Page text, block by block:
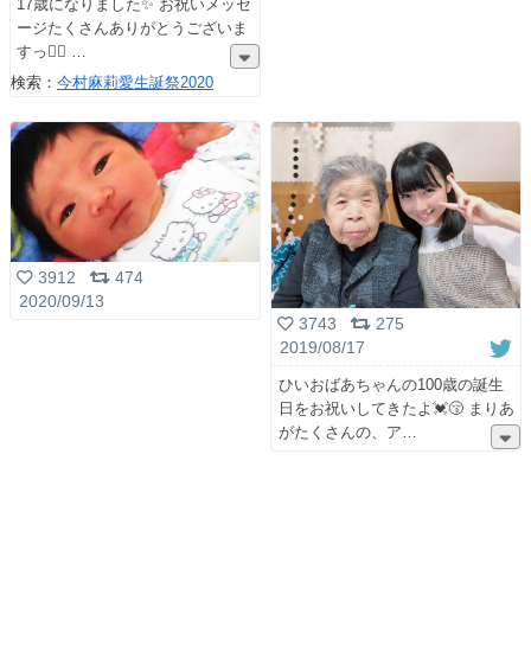
17歳になりました✨ お祝いメッセ
ージたくさんありがとうございま
すっ🙇‍♀️
検索： 今村麻莉愛生誕祭2020
3912
474
2020/09/13
3743
275
2019/08/17
ひいおばあちゃんの100歳の誕生
日をお祝いしてきたよ💓😚 まりあ
がたくさんの、ア